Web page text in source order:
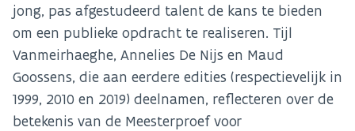
jong, pas afgestudeerd talent de kans te bieden
om een publieke opdracht te realiseren. Tijl
Vanmeirhaeghe, Annelies De Nijs en Maud
Goossens, die aan eerdere edities (respectievelijk in
1999, 2010 en 2019) deelnamen, reflecteren over de
betekenis van de Meesterproef voor